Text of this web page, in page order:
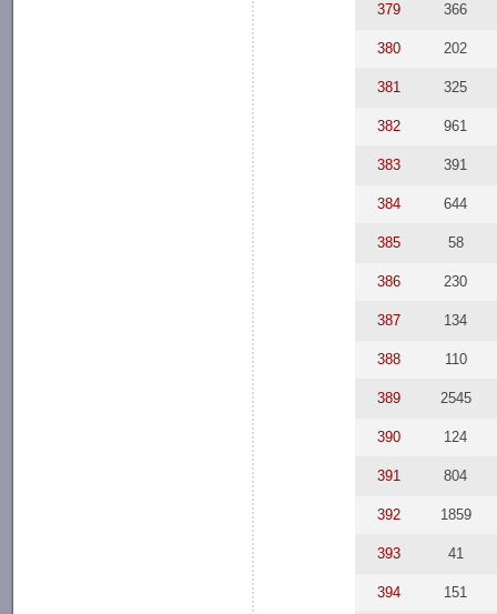
379 366
380 202
381 325
382 961
383 391
384 644
385 58
386 230
387 134
388 110
389 2545
390 124
391 804
392 1859
393 41
394 151